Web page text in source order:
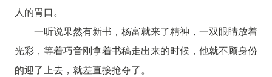
人的胃口。
一听说果然有新书，杨富就来了精神，一双眼睛放着
光彩，等着巧音刚拿着书稿走出来的时候，他就不顾身份
的迎了上去，就差直接抢夺了。